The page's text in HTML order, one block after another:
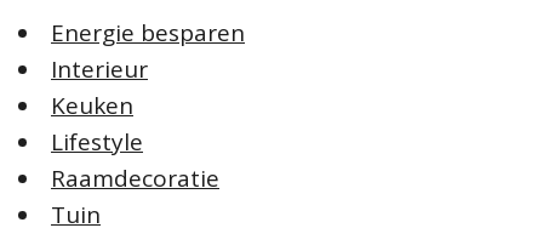
Energie besparen
Interieur
Keuken
Lifestyle
Raamdecoratie
Tuin